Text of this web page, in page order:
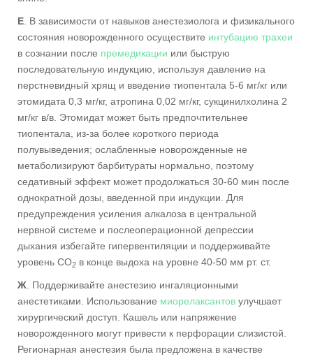
Е. В зависимости от навыков анестезиолога и физикального
состояния новорожденного осуществите интубацию трахеи
в сознании после премедикации или быструю
последовательную индукцию, используя давление на
перстневидный хрящ и введение тиопентала 5-6 мг/кг или
этомидата 0,3 мг/кг, атропина 0,02 мг/кг, сукцинилхолина 2
мг/кг в/в. Этомидат может быть предпочтительнее
тиопентала, из-за более короткого периода
полувыведения; ослабленные новорожденные не
метаболизируют барбитураты нормально, поэтому
седативный эффект может продолжаться 30-60 мин после
однократной дозы, введенной при индукции. Для
предупреждения усиления алкалоза в центральной
нервной системе и послеоперационной депрессии
дыхания избегайте гипервентиляции и поддерживайте
уровень СО2 в конце выдоха на уровне 40-50 мм рт. ст.
Ж. Поддерживайте анестезию ингаляционными
анестетиками. Использование миорелаксантов улучшает
хирургический доступ. Кашель или напряжение
новорожденного могут привести к перфорации слизистой.
Регионарная анестезия была предложена в качестве